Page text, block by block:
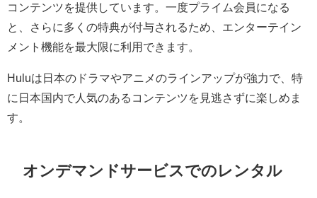
コンテンツを提供しています。一度プライム会員になる
と、さらに多くの特典が付与されるため、エンターテイン
メント機能を最大限に利用できます。
Huluは日本のドラマやアニメのラインアップが強力で、特
に日本国内で人気のあるコンテンツを見逃さずに楽しめま
す。
オンデマンドサービスでのレンタル